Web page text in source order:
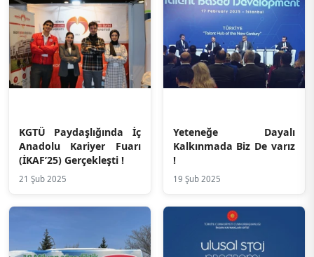
KGTÜ Paydaşlığında İç
Anadolu Kariyer Fuarı
(İKAF’25) Gerçekleşti !
21 Şub 2025
Yeteneğe Dayalı
Kalkınmada Biz De varız
!
19 Şub 2025